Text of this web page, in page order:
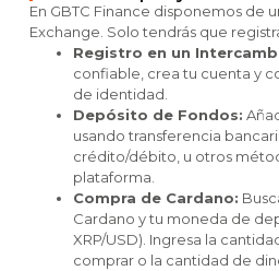
En GBTC Finance disponemos de
Exchange. Solo tendrás que
Registro en un
confiable, crea tu cuenta y
de identidad.
Depósito de Fondos:
usando transferencia
crédito/débito, u otros
plataforma.
Compra de Cardano:
Cardano y tu moneda de
XRP/USD). Ingresa la
comprar o la cantidad de